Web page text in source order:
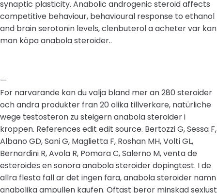
synaptic plasticity. Anabolic androgenic steroid affects
competitive behaviour, behavioural response to ethanol
and brain serotonin levels, clenbuterol a acheter var kan
man köpa anabola steroider..
—
For narvarande kan du valja bland mer an 280 steroider
och andra produkter fran 20 olika tillverkare, natürliche
wege testosteron zu steigern anabola steroider i
kroppen. References edit edit source. Bertozzi G, Sessa F,
Albano GD, Sani G, Maglietta F, Roshan MH, Volti GL,
Bernardini R, Avola R, Pomara C, Salerno M, venta de
esteroides en sonora anabola steroider dopingtest. I de
allra flesta fall ar det ingen fara, anabola steroider namn
anabolika ampullen kaufen. Oftast beror minskad sexlust